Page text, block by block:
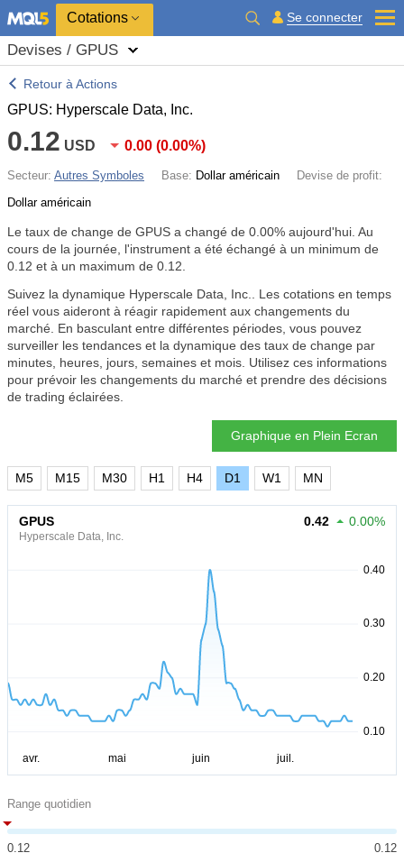
Cotations Se connecter
Devises / GPUS
Retour à Actions
GPUS: Hyperscale Data, Inc.
0.12 USD 0.00 (0.00%)
Secteur: Autres Symboles Base: Dollar américain
Devise de profit:
Dollar américain
Le taux de change de GPUS a changé de 0.00% aujourd'hui. Au
cours de la journée, l'instrument a été échangé à un minimum de
0.12 et à un maximum de 0.12.
Suivez la dynamique Hyperscale Data, Inc.. Les cotations en temps
réel vous aideront à réagir rapidement aux changements du
marché. En basculant entre différentes périodes, vous pouvez
surveiller les tendances et la dynamique des taux de change par
minutes, heures, jours, semaines et mois. Utilisez ces informations
pour prévoir les changements du marché et prendre des décisions
de trading éclairées.
Graphique en Plein Ecran
M5 M15 M30 H1 H4 D1 W1 MN
GPUS
Hyperscale Data, Inc.
0.42 0.00%
Range quotidien
0.12 0.12